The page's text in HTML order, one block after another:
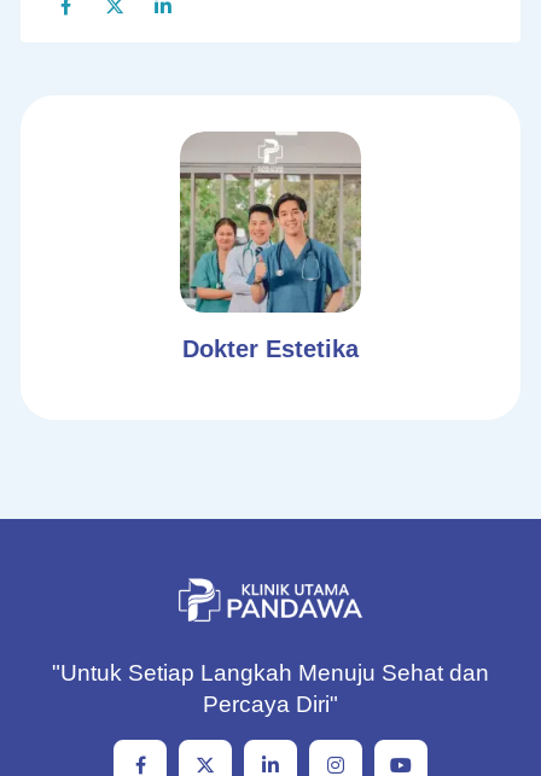
Dokter Estetika
"Untuk Setiap Langkah Menuju Sehat dan
Percaya Diri"